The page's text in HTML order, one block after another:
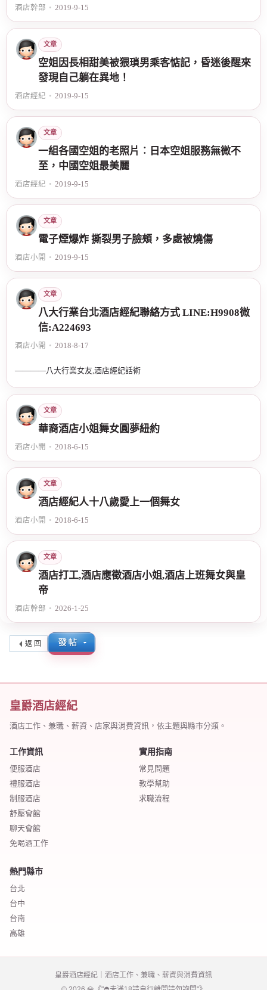
酒店幹部 • 2019-9-15
文章
空姐因長相甜美被猥瑣男乘客惦記，昏迷後醒來
發現自己躺在異地！
酒店經紀 • 2019-9-15
文章
一組各國空姐的老照片︰日本空姐服務無微不
至，中國空姐最美麗
酒店經紀 • 2019-9-15
文章
電子煙爆炸 撕裂男子臉頰，多處被燒傷
酒店小開 • 2019-9-15
文章
八大行業台北酒店經紀聯絡方式 LINE:H9908微
信:A224693
酒店小開 • 2018-8-17
————八大行業女友,酒店經紀話術
文章
華裔酒店小姐舞女圓夢紐約
酒店小開 • 2018-6-15
文章
酒店經紀人十八歲愛上一個舞女
酒店小開 • 2018-6-15
文章
酒店打工,酒店應徵酒店小姐,酒店上班舞女與皇
帝
酒店幹部 • 2026-1-25
返 回
皇爵酒店經紀
酒店工作、兼職、薪資、店家與消費資訊，依主題與縣市分類。
工作資訊
便服酒店
禮服酒店
制服酒店
舒壓會館
聊天會館
免喝酒工作
實用指南
常見問題
教學幫助
求職流程
熱門縣市
台北
台中
台南
高雄
皇爵酒店經紀｜酒店工作、兼職、薪資與消費資訊